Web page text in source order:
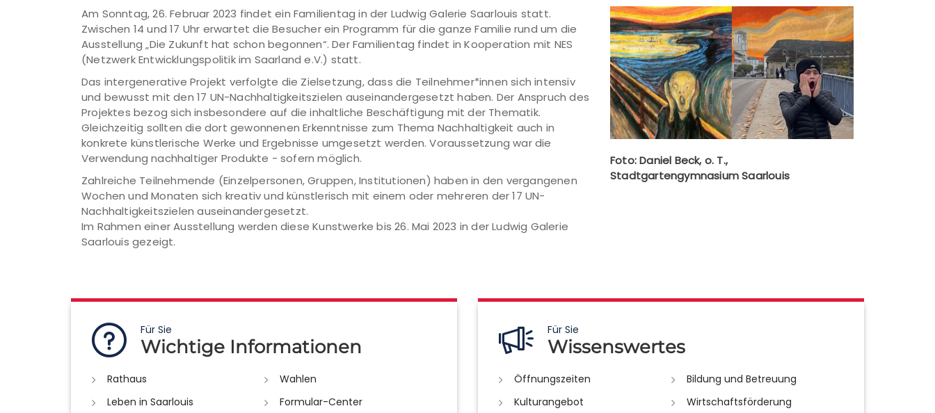
Am Sonntag, 26. Februar 2023 findet ein Familientag in der Ludwig Galerie Saarlouis statt.
Zwischen 14 und 17 Uhr erwartet die Besucher ein Programm für die ganze Familie rund um die
Ausstellung „Die Zukunft hat schon begonnen“. Der Familientag findet in Kooperation mit NES
(Netzwerk Entwicklungspolitik im Saarland e.V.) statt.
Das intergenerative Projekt verfolgte die Zielsetzung, dass die Teilnehmer*innen sich intensiv
und bewusst mit den 17 UN-Nachhaltigkeitszielen auseinandergesetzt haben. Der Anspruch des
Projektes bezog sich insbesondere auf die inhaltliche Beschäftigung mit der Thematik.
Gleichzeitig sollten die dort gewonnenen Erkenntnisse zum Thema Nachhaltigkeit auch in
konkrete künstlerische Werke und Ergebnisse umgesetzt werden. Voraussetzung war die
Verwendung nachhaltiger Produkte - sofern möglich.
Zahlreiche Teilnehmende (Einzelpersonen, Gruppen, Institutionen) haben in den vergangenen
Wochen und Monaten sich kreativ und künstlerisch mit einem oder mehreren der 17 UN-
Nachhaltigkeitszielen auseinandergesetzt.
Im Rahmen einer Ausstellung werden diese Kunstwerke bis 26. Mai 2023 in der Ludwig Galerie
Saarlouis gezeigt.
Foto: Daniel Beck, o. T.,
Stadtgartengymnasium Saarlouis
Für Sie
Wichtige Informationen
Rathaus
Wahlen
Leben in Saarlouis
Formular-Center
Für Sie
Wissenswertes
Öffnungszeiten
Bildung und Betreuung
Kulturangebot
Wirtschaftsförderung